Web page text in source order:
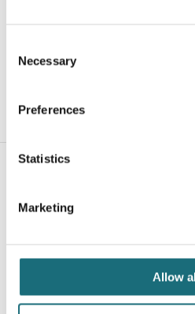
Selection
Necessary
Preferences
Statistics
Marketing
Allow
SLC One 360°